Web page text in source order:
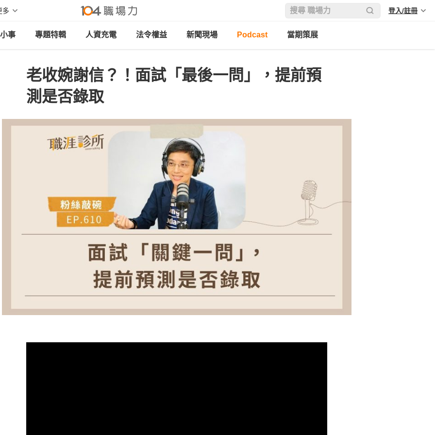
多 登入/註冊
事 專題特輯 人資充電 法令權益 新聞現場 Podcast 當期策展
老收婉謝信？！面試「最後一問」，提前預
測是否錄取